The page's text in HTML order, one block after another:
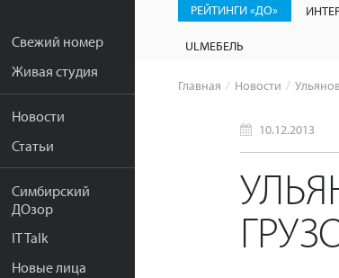
Свежий номер
Живая студия
Новости
Статьи
Симбирский
ДОзор
IT Talk
Новые лица
РЕЙТИНГИ «ДО»
ULМЕБЕЛЬ
Главная Новости
10.12.2013